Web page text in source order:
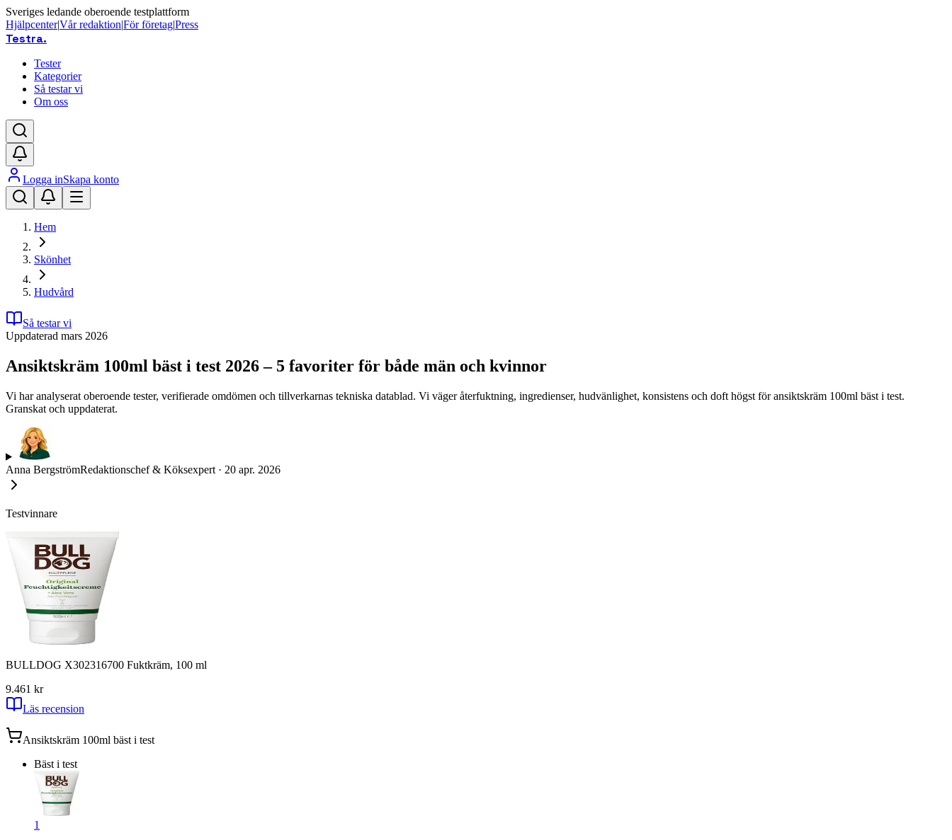
Sveriges ledande oberoende testplattform
Hjälpcenter|Vår redaktion|För företag|Press
Testra.
Tester
Kategorier
Så testar vi
Om oss
Logga inSkapa konto
Hem
Skönhet
Hudvård
Så testar vi
Uppdaterad mars 2026
Ansiktskräm 100ml bäst i test 2026 – 5 favoriter för både män och kvinnor
Vi har analyserat oberoende tester, verifierade omdömen och tillverkarnas tekniska datablad. Vi väger återfuktning, ingredienser, hudvänlighet, konsistens och doft högst för ansiktskräm 100ml bäst i test.
Granskat och uppdaterat.
Anna BergströmRedaktionschef & Köksexpert · 20 apr. 2026
Testvinnare
BULLDOG X302316700 Fuktkräm, 100 ml
9.461 kr
Läs recension
Ansiktskräm 100ml bäst i test
Bäst i test
1